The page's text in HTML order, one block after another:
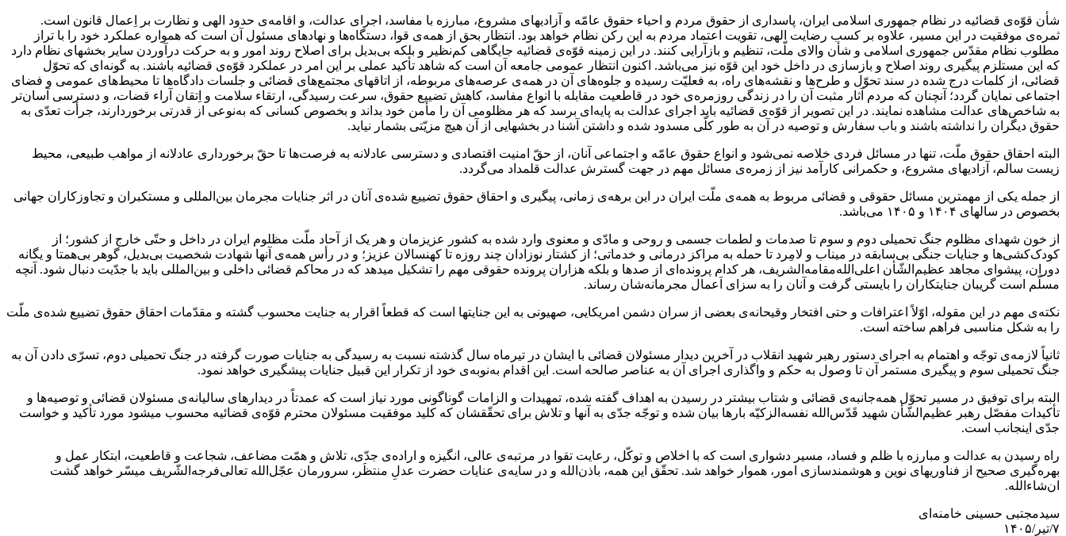
شأن قوّه‌ی قضائیه در نظام جمهوری اسلامی ایران، پاسداری از حقوق مردم و احیاء حقوق عامّه و آزادیهای مشروع، مبارزه با مفاسد، اجرای عدالت، و اقامه‌ی حدود الهی و نظارت بر اِعمال قانون است.
ثمره‌ی موفقیت در این مسیر، علاوه بر کسب رضایت الهی، تقویت اعتماد مردم به این رکن نظام خواهد بود. انتظار بحق از همه‌ی قوا، دستگاه‌ها و نهادهای مسئول آن است که همواره عملکرد خود را با تراز
مطلوب نظام مقدّس جمهوری اسلامی و شأن والای ملّت، تنظیم و بازآرایی کنند. در این زمینه قوّه‌ی قضائیه جایگاهی کم‌نظیر و بلکه بی‌بدیل برای اصلاح روند امور و به حرکت درآوردن سایر بخشهای نظام دارد
که این مستلزم پیگیری روند اصلاح و بازسازی در داخل خود این قوّه نیز می‌باشد. اکنون انتظار عمومی جامعه آن است که شاهد تأکید عملی بر این امر در عملکرد قوّه‌ی قضائیه باشند. به‌ گونه‌ای که تحوّل
قضائی، از کلمات درج شده در سند تحوّل و طرح‌ها و نقشه‌های راه، به فعلیّت رسیده و جلوه‌های آن در همه‌ی عرصه‌های مربوطه، از اتاقهای مجتمع‌های قضائی و جلسات دادگاه‌ها تا محیط‌های عمومی و فضای
اجتماعی نمایان گردد؛ آنچنان که مردم آثار مثبت آن را در زندگی روزمره‌ی خود در قاطعیت مقابله با انواع مفاسد، کاهش تضییع حقوق، سرعت رسیدگی، ارتقاء سلامت و اِتقان آراء قضات، و دسترسی آسان‌تر
به شاخص‌های عدالت مشاهده نمایند. در این تصویر از قوّه‌ی قضائیه باید اجرای عدالت به پایه‌ای برسد که هر مظلومی آن را مأمن خود بداند و بخصوص کسانی که به‌نوعی از قدرتی برخوردارند، جرأت تعدّی به
حقوق دیگران را نداشته باشند و باب سفارش و توصیه در آن به طور کلّی مسدود شده و داشتن آشنا در بخشهایی از آن هیچ مزیّتی بشمار نیاید.
البته احقاق حقوق ملّت، تنها در مسائل فردی خلاصه نمی‌شود و انواع حقوق عامّه و اجتماعی آنان، از حقّ امنیت اقتصادی و دسترسی عادلانه به فرصت‌ها تا حقّ برخورداری عادلانه از مواهب طبیعی، محیط
زیست سالم، آزادیهای مشروع، و حکمرانی کارآمد نیز از زمره‌ی مسائل مهم در جهت گسترش عدالت قلمداد می‌گردد.
از جمله یکی از مهمترین مسائل حقوقی و قضائی مربوط به همه‌ی ملّت ایران در این برهه‌ی زمانی، پیگیری و احقاق حقوق تضییع شده‌ی آنان در اثر جنایات مجرمان بین‌المللی و مستکبران و تجاوزکاران جهانی
بخصوص در سالهای ۱۴۰۴ و ۱۴۰۵ می‌باشد.
از خون شهدای مظلوم جنگ تحمیلی دوم و سوم تا صدمات و لطمات جسمی و روحی و مادّی و معنوی وارد شده به کشور عزیزمان و هر یک از آحاد ملّت مظلوم ایران در داخل و حتّی خارج از کشور؛ از
کودک‌کشی‌ها و جنایات جنگی بی‌سابقه در میناب و لامِرد تا حمله به مراکز درمانی و خدماتی؛ از کشتار نوزادان چند روزه تا کهنسالان عزیز؛ و در رأس همه‌ی‌ آنها شهادت شخصیت بی‌بدیل، گوهر بی‌همتا و یگانه
دوران، پیشوای مجاهد عظیم‌الشّأن اعلی‌الله‌مقامه‌الشریف، هر کدام پرونده‌ای از صدها و بلکه هزاران پرونده حقوقی مهم را تشکیل میدهد که در محاکم قضائی داخلی و بین‌المللی باید با جدّیت دنبال شود. آنچه
مسلّم است گریبان جنایتکاران را بایستی گرفت و آنان را به سزای اَعمال مجرمانه‌شان رساند.
نکته‌ی مهم در این مقوله، اوّلاً اعترافات و حتی افتخار وقیحانه‌ی بعضی از سران دشمن امریکایی، صهیونی به این جنایتها است که قطعاً اقرار به جنایت محسوب گشته و مقدّمات احقاق حقوق تضییع شده‌ی ملّت
را به شکل مناسبی فراهم ساخته است.
ثانیاً لازمه‌ی توجّه و اهتمام به اجرای دستور رهبر شهید انقلاب در آخرین دیدار مسئولان قضائی با ایشان در تیرماه سال گذشته نسبت به رسیدگی به جنایات صورت گرفته در جنگ تحمیلی دوم، تسرّی دادن آن به
جنگ تحمیلی سوم و پیگیری مستمر آن تا وصول به حکم و واگذاری اجرای آن به عناصر صالحه است. این اقدام به‌نوبه‌ی خود از تکرار این قبیل جنایات پیشگیری خواهد نمود.
البته برای توفیق در مسیر تحوّل همه‌جانبه‌ی قضائی و شتاب بیشتر در رسیدن به اهداف گفته شده، تمهیدات و الزامات گوناگونی مورد نیاز است که عمدتاً در دیدارهای سالیانه‌ی مسئولان قضائی و توصیه‌ها و
تأکیدات مفصّل رهبر عظیم‌الشّأن شهید قَدّس‌الله نفسه‌الزکیّه بارها بیان شده و توجّه جدّی به آنها و تلاش برای تحقّقشان که کلید موفقیت مسئولان محترم قوّه‌ی قضائیه محسوب میشود مورد تأکید و خواست
جدّی اینجانب است.
راه رسیدن به عدالت و مبارزه با ظلم و فساد، مسیر دشواری است که با اخلاص و توکّل، رعایت تقوا در مرتبه‌ی عالی، انگیزه و اراده‌ی جدّی، تلاش و همّت مضاعف، شجاعت و قاطعیت، ابتکار عمل و
بهره‌گیری صحیح از فناوریهای نوین و هوشمندسازی امور، هموار خواهد شد. تحقّق این همه، باذن‌الله و در سایه‌ی عنایات حضرت عدلِ منتظَر، سرورمان عجّل‌الله تعالی‌فرجه‌الشّریف میسّر خواهد گشت
ان‌شاءالله.
سیدمجتبی حسینی خامنه‌ای
۷/تیر/۱۴۰۵